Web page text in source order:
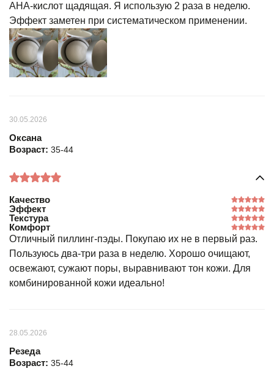
AHA-кислот щадящая. Я использую 2 раза в неделю.
Эффект заметен при систематическом применении.
30.05.2026
Оксана
Возраст: 35-44
Качество
Эффект
Текстура
Комфорт
Отличный пиллинг-пэды. Покупаю их не в первый раз.
Пользуюсь два-три раза в неделю. Хорошо очищают,
освежают, сужают поры, выравнивают тон кожи. Для
комбинированной кожи идеально!
28.05.2026
Резеда
Возраст: 35-44